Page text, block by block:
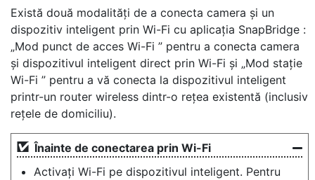
Există două modalități de a conecta camera și un
dispozitiv inteligent prin Wi-Fi cu aplicația SnapBridge :
„Mod punct de acces Wi-Fi ” pentru a conecta camera
și dispozitivul inteligent direct prin Wi-Fi și „Mod stație
Wi-Fi ” pentru a vă conecta la dispozitivul inteligent
printr-un router wireless dintr-o rețea existentă (inclusiv
rețele de domiciliu).
Înainte de conectarea prin Wi-Fi
Activați Wi-Fi pe dispozitivul inteligent. Pentru